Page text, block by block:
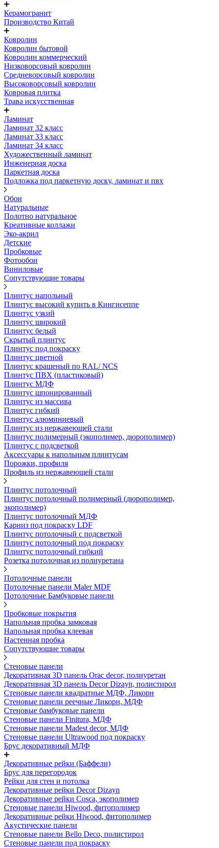
Керамогранит
Производство Китай
Ковролин
Ковролин бытовой
Ковролин коммерческий
Низковорсовый ковролин
Средневорсовый ковролин
Высоковорсовый ковролин
Ковровая плитка
Трава искусственная
Ламинат
Ламинат 32 класс
Ламинат 33 класс
Ламинат 34 класс
Художественный ламинат
Инженерная доска
Паркетная доска
Подложка под паркетную доску, ламинат и пвх
Обои
Натуральные
Полотно натуральное
Креативные коллажи
Эко-акрил
Детские
Пробковые
Фотообои
Виниловые
Сопутствующие товары
Плинтус напольный
Плинтус высокий купить в Кингисеппе
Плинтус узкий
Плинтус широкий
Плинтус белый
Скрытый плинтус
Плинтус под покраску
Плинтус цветной
Плинтус крашеный по RAL/ NCS
Плинтус ПВХ (пластиковый)
Плинтус МДФ
Плинтус шпонированный
Плинтус из массива
Плинтус гибкий
Плинтус алюминиевый
Плинтус из нержавеющей стали
Плинтус полимерный (экополимер, дюрополимер)
Плинтус с подсветкой
Аксессуары к напольным плинтусам
Порожки, профиля
Профиль из нержавеющей стали
Плинтус потолочный
Плинтус потолочный полимерный (дюрополимер,
экополимер)
Плинтус потолочный МДФ
Карниз под покраску LDF
Плинтус потолочный с подсветкой
Плинтус потолочный под покраску
Плинтус потолочный гибкий
Розетка потолочная из полиуретана
Потолочные панели
Потолочные панели Maler MDF
Потолочные Бамбуковые панели
Пробковые покрытия
Напольная пробка замковая
Напольная пробка клеевая
Настенная пробка
Сопутствующие товары
Стеновые панели
Декоративная 3D панель Orac decor, полиуретан
Декоративная 3D панель Decor Dizayn, полистирол
Стеновые панели квадратные МДФ, Ликорн
Стеновые панели реечные Ликорн, МДФ
Стеновые бамбуковые панели
Стеновые панели Finitura, МДФ
Стеновые панели Madest decor, МДФ
Стеновые панели Ultrawood под покраску
Брус декоративный МДФ
Декоративные рейки (Баффели)
Брус для перегородок
Рейки для стен и потолка
Декоративные рейки Decor Dizayn
Декоративные рейки Cosca, экополимер
Стеновые панели Hiwood, фитополимер
Декоративные рейки Hiwood, фитополимер
Акустические панели
Стеновые панели Bello Deco, полистирол
Стеновые панели под покраску